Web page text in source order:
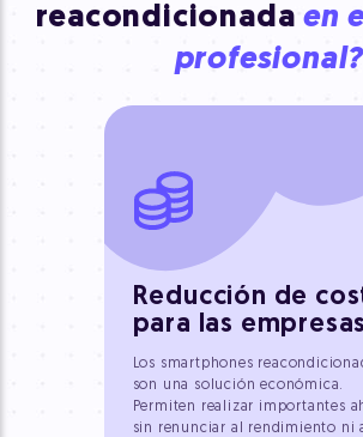
reacondicionada en
profesional?
Reducción de
para las empresas
Los smartphones
son una solución económica.
Permiten realizar importantes
sin renunciar al rendimiento ni